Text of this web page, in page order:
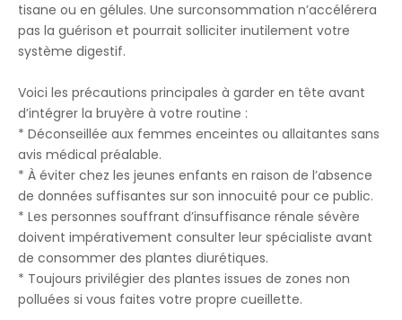
tisane ou en gélules. Une surconsommation n’accélérera
pas la guérison et pourrait solliciter inutilement votre
système digestif.
Voici les précautions principales à garder en tête avant
d’intégrer la bruyère à votre routine :
* Déconseillée aux femmes enceintes ou allaitantes sans
avis médical préalable.
* À éviter chez les jeunes enfants en raison de l’absence
de données suffisantes sur son innocuité pour ce public.
* Les personnes souffrant d’insuffisance rénale sévère
doivent impérativement consulter leur spécialiste avant
de consommer des plantes diurétiques.
* Toujours privilégier des plantes issues de zones non
polluées si vous faites votre propre cueillette.